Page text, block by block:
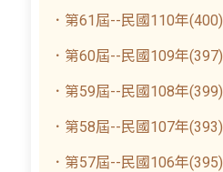
．第61屆--民國110年(400)
．第60屆--民國109年(397)
．第59屆--民國108年(399)
．第58屆--民國107年(393)
．第57屆--民國106年(395)